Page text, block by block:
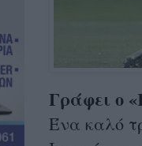
Γράφει ο
Ένα καλό